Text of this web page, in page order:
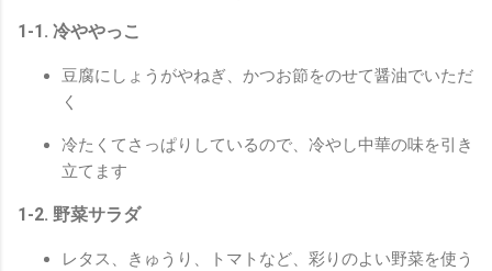
1-1. 冷ややっこ
豆腐にしょうがやねぎ、かつお節をのせて醤油でいただ
く
冷たくてさっぱりしているので、冷やし中華の味を引き
立てます
1-2. 野菜サラダ
レタス、きゅうり、トマトなど、彩りのよい野菜を使う